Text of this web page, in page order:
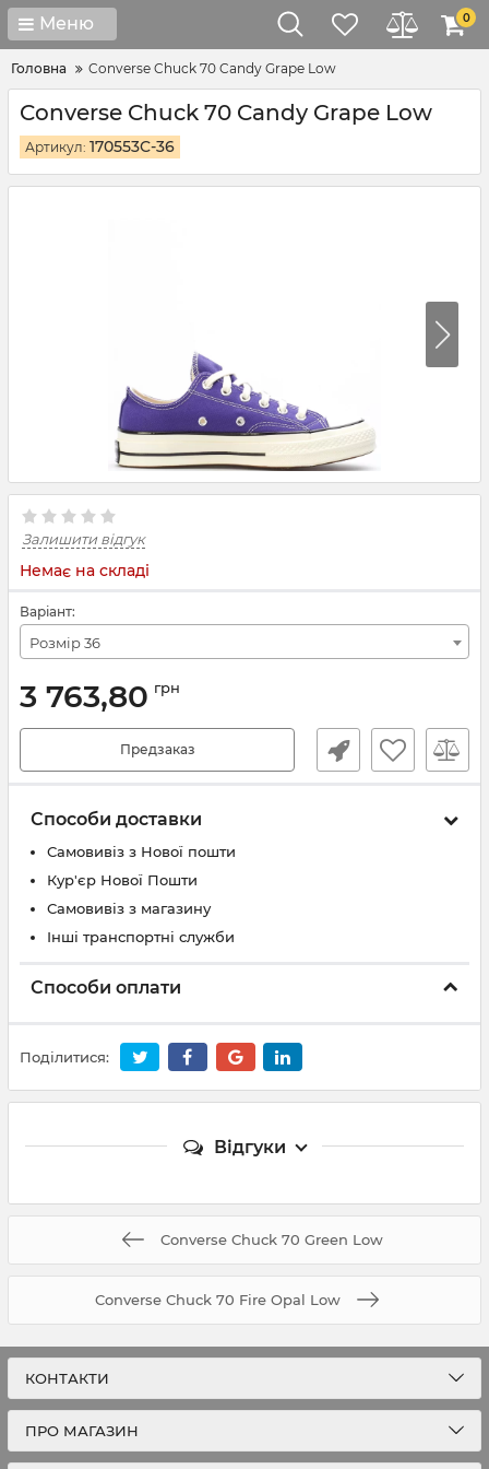
Меню 0
Головна Converse Chuck 70 Candy Grape Low
Converse Chuck 70 Candy Grape Low
Артикул: 170553C-36
Залишити відгук
Немає на складі
Варіант:
Розмір 36
3 763,80 грн
Предзаказ
Способи доставки
Самовивіз з Нової пошти
Кур'єр Нової Пошти
Самовивіз з магазину
Інші транспортні служби
Способи оплати
Поділитися:
Відгуки
Converse Chuck 70 Green Low
Converse Chuck 70 Fire Opal Low
КОНТАКТИ
ПРО МАГАЗИН